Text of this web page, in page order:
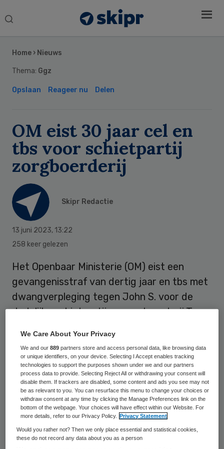
Search
Home › Nieuws
Thema: Ggz
Opslaan Reageer nu Delen
OM eist 30 jaar cel en
tbs voor schietpartij
zorgboerderij
Skipr Redactie
13 juni 2023, 13:22
258 keer gelezen
Het Openbaar Ministerie (OM) eist een
gevangenisstraf van dertig jaar en tbs met
dwangverpleging tegen John S. voor de
dodelijke schietpartij op zorgboerderij Tro
schoenmaker in Vlissingen die daaraan
voorafging. “De zorgboerderij werd in twee
minuten veranderd in een hel”, zei de officier
van justitie dinsdag in de rechtbank in
Rotterdam.
S. staat terecht voor het doodschieten van
Sidebar
We Care About Your Privacy
We and our889 partners store and access personal data, like browsing data
or unique identifiers, on your device. Selecting I Accept enables tracking
technologies to support the purposes shown under we and our partners
process data to provide. Selecting Reject All or withdrawing your consent will
disable them. If trackers are disabled, some content and ads you see may not
be as relevant to you. You can resurface this menu to change your choices or
withdraw consent at any time by clicking the Manage Preferences link on the
bottom of the webpage. Your choices will have effect within our Website. For
more details, refer to our Privacy Policy.
Privacy Statement
Would you rather not? Then we only place essential and statistical cookies,
these do not record any data about you as a person